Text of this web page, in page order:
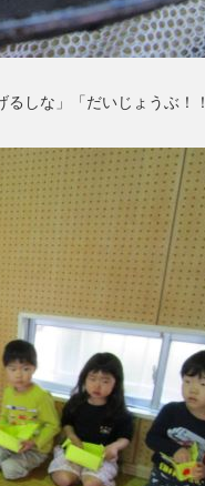
るしな」「だいじょうぶ！